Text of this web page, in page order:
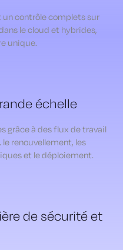
contrôle complets sur
le cloud et hybrides,
unique.
échelle
grâce à des flux de travail
renouvellement, les
et le déploiement.
de sécurité et